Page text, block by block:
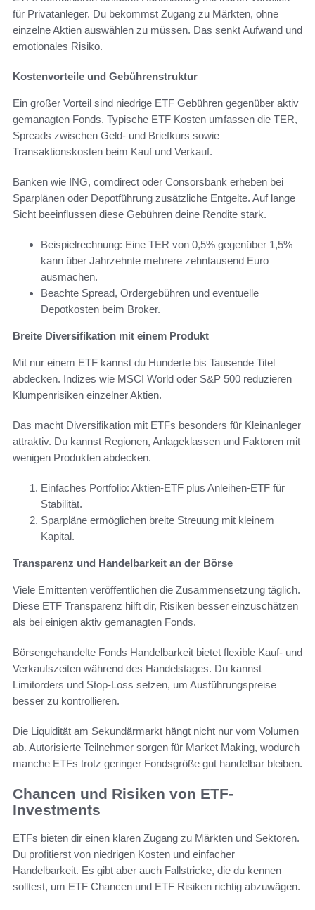
für Privatanleger. Du bekommst Zugang zu Märkten, ohne
einzelne Aktien auswählen zu müssen. Das senkt Aufwand und
emotionales Risiko.
Kostenvorteile und Gebührenstruktur
Ein großer Vorteil sind niedrige ETF Gebühren gegenüber aktiv
gemanagten Fonds. Typische ETF Kosten umfassen die TER,
Spreads zwischen Geld- und Briefkurs sowie
Transaktionskosten beim Kauf und Verkauf.
Banken wie ING, comdirect oder Consorsbank erheben bei
Sparplänen oder Depotführung zusätzliche Entgelte. Auf lange
Sicht beeinflussen diese Gebühren deine Rendite stark.
Beispielrechnung: Eine TER von 0,5% gegenüber 1,5%
kann über Jahrzehnte mehrere zehntausend Euro
ausmachen.
Beachte Spread, Ordergebühren und eventuelle
Depotkosten beim Broker.
Breite Diversifikation mit einem Produkt
Mit nur einem ETF kannst du Hunderte bis Tausende Titel
abdecken. Indizes wie MSCI World oder S&P 500 reduzieren
Klumpenrisiken einzelner Aktien.
Das macht Diversifikation mit ETFs besonders für Kleinanleger
attraktiv. Du kannst Regionen, Anlageklassen und Faktoren mit
wenigen Produkten abdecken.
Einfaches Portfolio: Aktien-ETF plus Anleihen-ETF für
Stabilität.
Sparpläne ermöglichen breite Streuung mit kleinem
Kapital.
Transparenz und Handelbarkeit an der Börse
Viele Emittenten veröffentlichen die Zusammensetzung täglich.
Diese ETF Transparenz hilft dir, Risiken besser einzuschätzen
als bei einigen aktiv gemanagten Fonds.
Börsengehandelte Fonds Handelbarkeit bietet flexible Kauf- und
Verkaufszeiten während des Handelstages. Du kannst
Limitorders und Stop-Loss setzen, um Ausführungspreise
besser zu kontrollieren.
Die Liquidität am Sekundärmarkt hängt nicht nur vom Volumen
ab. Autorisierte Teilnehmer sorgen für Market Making, wodurch
manche ETFs trotz geringer Fondsgröße gut handelbar bleiben.
Chancen und Risiken von ETF-
Investments
ETFs bieten dir einen klaren Zugang zu Märkten und Sektoren.
Du profitierst von niedrigen Kosten und einfacher
Handelbarkeit. Es gibt aber auch Fallstricke, die du kennen
solltest, um ETF Chancen und ETF Risiken richtig abzuwägen.